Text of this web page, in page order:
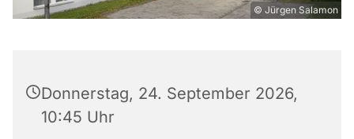
© Jürgen Salamon
Donnerstag, 24. September 2026,
10:45 Uhr